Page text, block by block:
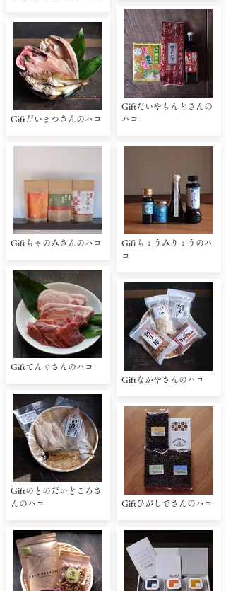
Giftだいまつさんのハコ
Giftちゃのみさんのハコ
Giftてんぐさんのハコ
Giftのとのだいどころさ
んのハコ
Giftだいやもんどさんの
ハコ
Giftちょうみりょうのハ
コ
Giftなかやさんのハコ
Giftひがしでさんのハコ